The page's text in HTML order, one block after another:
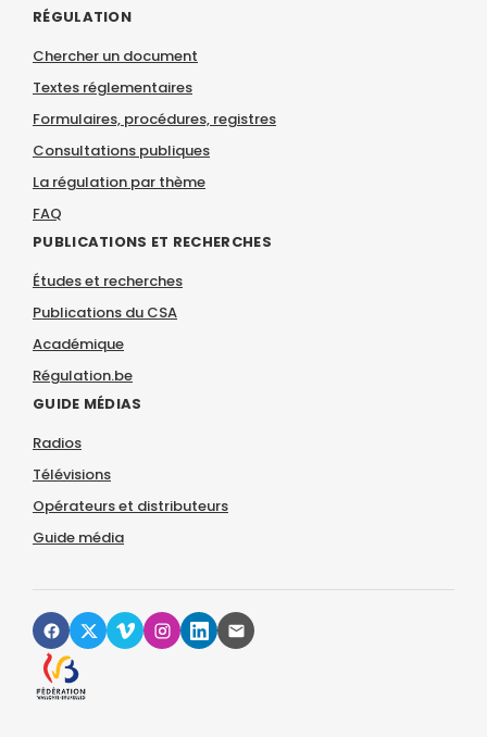
RÉGULATION
Chercher un document
Textes réglementaires
Formulaires, procédures, registres
Consultations publiques
La régulation par thème
FAQ
PUBLICATIONS ET RECHERCHES
Études et recherches
Publications du CSA
Académique
Régulation.be
GUIDE MÉDIAS
Radios
Télévisions
Opérateurs et distributeurs
Guide média